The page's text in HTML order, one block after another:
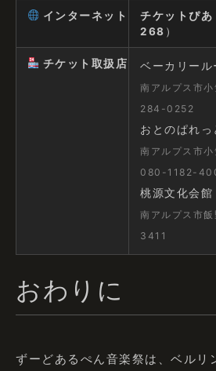
インターネット チケットぴあ
268 ）
チケット取扱店 ベーカリール
南アルプス市
284-0252
おとのぱれっ
南アルプス市
080-1182-
桃源文化会館
南アルプス市
3411
おわりに
ずーどあるぺん音楽祭は、ベルリ